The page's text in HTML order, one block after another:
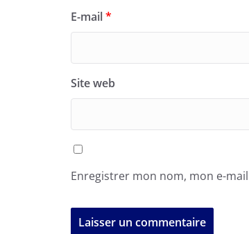
E-mail*
Site web
Enregistrer mon nom, mon e-